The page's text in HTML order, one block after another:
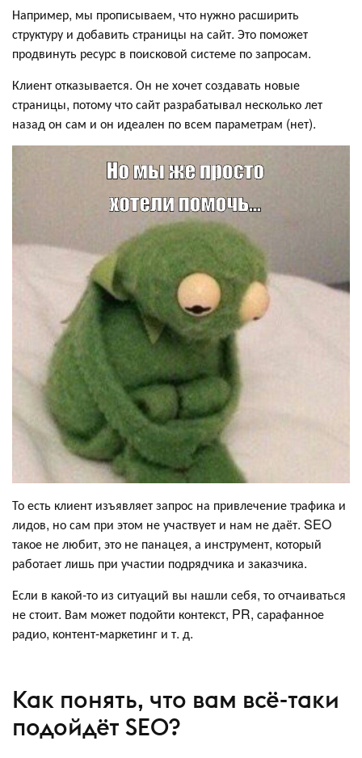
Например, мы прописываем, что нужно расширить
структуру и добавить страницы на сайт. Это поможет
продвинуть ресурс в поисковой системе по запросам.
Клиент отказывается. Он не хочет создавать новые
страницы, потому что сайт разрабатывал несколько лет
назад он сам и он идеален по всем параметрам (нет).
То есть клиент изъявляет запрос на привлечение трафика и
лидов, но сам при этом не участвует и нам не даёт. SEO
такое не любит, это не панацея, а инструмент, который
работает лишь при участии подрядчика и заказчика.
Если в какой-то из ситуаций вы нашли себя, то отчаиваться
не стоит. Вам может подойти контекст, PR, сарафанное
радио, контент-маркетинг и т. д.
Как понять, что вам всё-таки
подойдёт SEO?